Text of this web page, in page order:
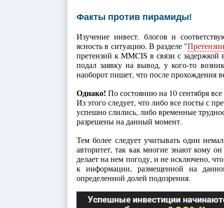
Факты против пирамиды!
Изучение инвест. блогов и
ясность в ситуацию. В разделе "
претензий к MMCIS в связи с
подал заявку на вывод, у кого-то
наоборот пишет, что после прохождения
Однако! По состоянию на 10 сентября
Из этого следует, что либо все посты с
успешно слились, либо временные
разрешены на данный момент.
Тем более следует учитывать один
авторитет, так как многие знают кому
делает на нем погоду, и не исключено,
к информации, размещенной на
определенной долей подозрения.